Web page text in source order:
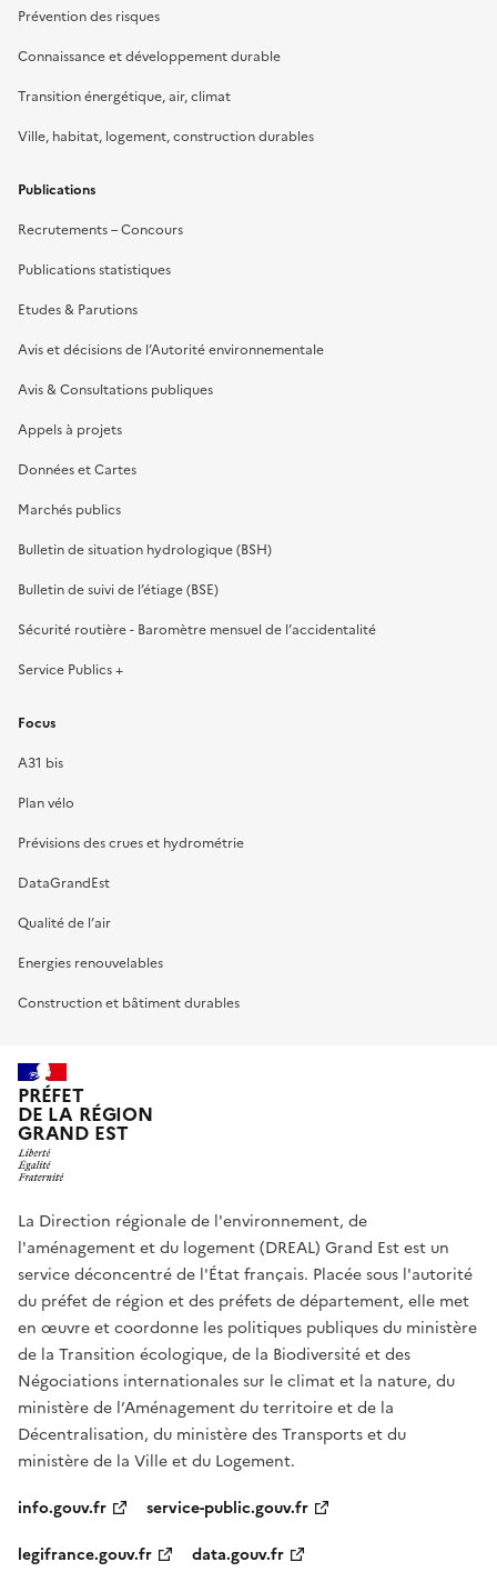
Prévention des risques
Connaissance et développement durable
Transition énergétique, air, climat
Ville, habitat, logement, construction durables
Publications
Recrutements – Concours
Publications statistiques
Etudes & Parutions
Avis et décisions de l’Autorité environnementale
Avis & Consultations publiques
Appels à projets
Données et Cartes
Marchés publics
Bulletin de situation hydrologique (BSH)
Bulletin de suivi de l’étiage (BSE)
Sécurité routière - Baromètre mensuel de l’accidentalité
Service Publics +
Focus
A31 bis
Plan vélo
Prévisions des crues et hydrométrie
DataGrandEst
Qualité de l’air
Energies renouvelables
Construction et bâtiment durables
PRÉFET
DE LA RÉGION
GRAND EST
La Direction régionale de l'environnement, de
l'aménagement et du logement (DREAL) Grand Est est un
service déconcentré de l'État français. Placée sous l'autorité
du préfet de région et des préfets de département, elle met
en œuvre et coordonne les politiques publiques du ministère
de la Transition écologique, de la Biodiversité et des
Négociations internationales sur le climat et la nature, du
ministère de l’Aménagement du territoire et de la
Décentralisation, du ministère des Transports et du
ministère de la Ville et du Logement.
info.gouv.fr
service-public.gouv.fr
legifrance.gouv.fr
data.gouv.fr